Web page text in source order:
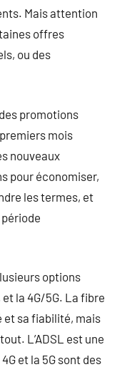
Mais attention
offres
ou des
promotions
mois
nouveaux
pour économiser,
les termes, et
options
la 4G/5G. La fibre
et sa fiabilité, mais
L’ADSL est une
et la 5G sont des